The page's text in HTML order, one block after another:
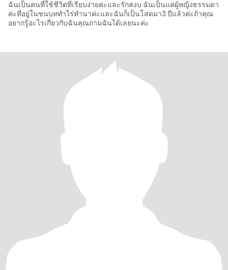
ฉันเป็นคนที่ใช้ชีวิตที่เรียบง่ายค่ะและรักสงบ ฉันเป็นแค่ผู้หญิงธรรมดา
ค่ะที่อยู่ในชนบททำไร่ทำนาค่ะและฉันก็เป็นโสดมา3 ปีแล้วค่ะถ้าคุณ
อยากรู้อะไรเกี่ยวกับฉันคุณถามฉันได้เลยนะค่ะ